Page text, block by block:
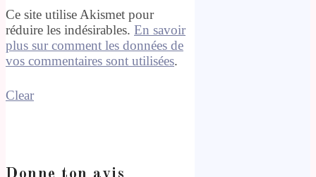
Ce site utilise Akismet pour
réduire les indésirables. En savoir
plus sur comment les données de
vos commentaires sont utilisées.
Clear